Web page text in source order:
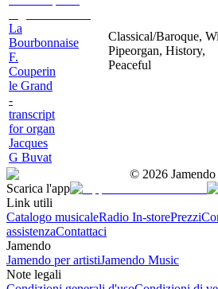
La
Bourbonnaise
F.
Couperin
le Grand
-
transcript
for organ
Jacques
G Buvat
Classical/Baroque,
Pipeorgan, History,
Peaceful
© 2026
Scarica l'app
Link utili
Catalogo musicaleRadio In-storePrezzi
assistenzaContattaci
Jamendo
Jamendo per artistiJamendo Music
Note legali